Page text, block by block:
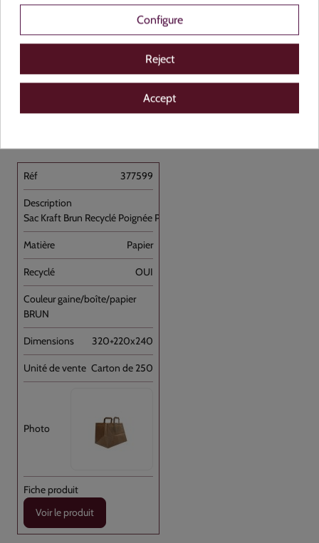
Voir le produit
377599
Sac Kraft Brun Recyclé Poignée Plate [...]
Papier
OUI
BRUN
320+220x240
Carton de 250
Voir le produit
Configure
Reject
Accept